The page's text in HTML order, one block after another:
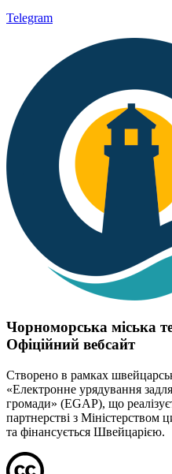
Telegram
Чорноморська міська
Офіційний вебсайт
Створено в рамках
«Електронне урядування задля
громади» (EGAP), що
партнерстві з Міністерством
та фінансується Швейцарією.